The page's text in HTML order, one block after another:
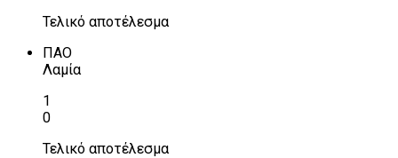
Τελικό αποτέλεσμα
ΠΑΟ
Λαμία
1
0
Τελικό αποτέλεσμα